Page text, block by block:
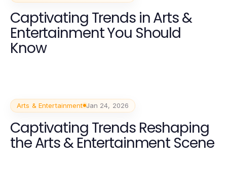
Captivating Trends in Arts &
Entertainment You Should
Know
Arts & Entertainment Jan 24, 2026
Captivating Trends Reshaping
the Arts & Entertainment Scene